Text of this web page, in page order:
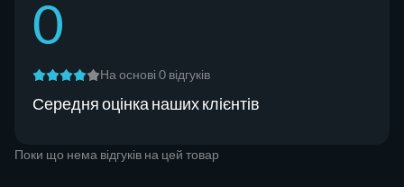
Поки що нема відгуків на цей товар
0
На основі 0 відгуків
Середня оцінка наших клієнтів